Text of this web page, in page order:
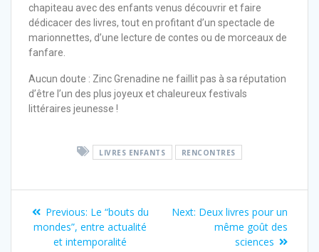
chapiteau avec des enfants venus découvrir et faire
dédicacer des livres, tout en profitant d’un spectacle de
marionnettes, d’une lecture de contes ou de morceaux de
fanfare.
Aucun doute : Zinc Grenadine ne faillit pas à sa réputation
d’être l’un des plus joyeux et chaleureux festivals
littéraires jeunesse !
LIVRES ENFANTS RENCONTRES
Previous: Le “bouts du
mondes”, entre actualité
et intemporalité
Next: Deux livres pour un
même goût des
sciences